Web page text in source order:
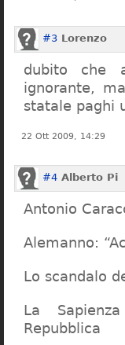
#3 Lorenzo
dubito che
ignorante,
statale paghi
22 Ott 2009, 14:29
#4 Alberto Pi
Antonio
Alemanno:
Lo scandalo
La
Repubblica